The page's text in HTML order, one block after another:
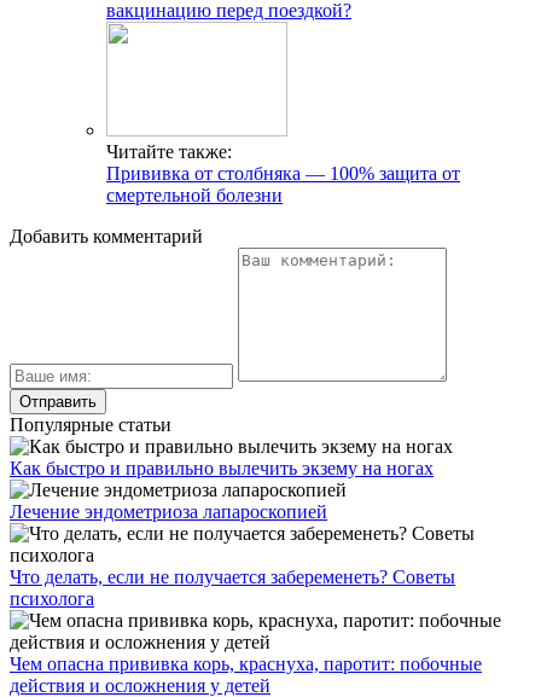
вакцинацию перед поездкой?
Читайте также:
Прививка от столбняка — 100% защита от
смертельной болезни
Добавить комментарий
Популярные статьи
Как быстро и правильно вылечить экзему на ногах
Лечение эндометриоза лапароскопией
Что делать, если не получается забеременеть? Советы
психолога
Чем опасна прививка корь, краснуха, паротит: побочные
действия и осложнения у детей